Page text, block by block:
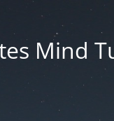
Mind